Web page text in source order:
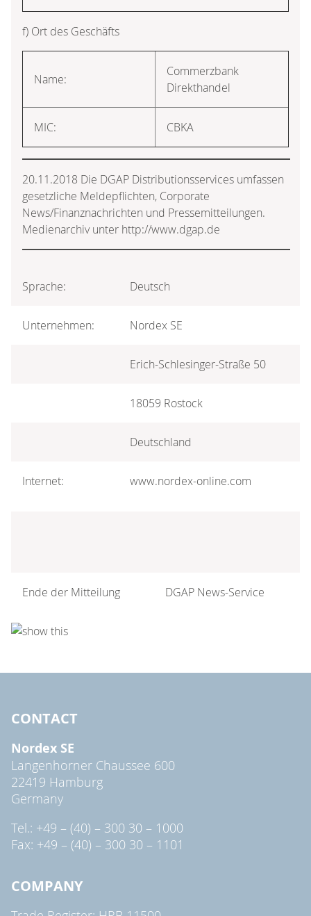
f) Ort des Geschäfts
Name:
Commerzbank
Direkthandel
MIC: CBKA
20.11.2018 Die DGAP Distributionsservices umfassen
gesetzliche Meldepflichten, Corporate
News/Finanznachrichten und Pressemitteilungen.
Medienarchiv unter http://www.dgap.de
Sprache: Deutsch
Unternehmen: Nordex SE
Erich-Schlesinger-Straße 50
18059 Rostock
Deutschland
Internet: www.nordex-online.com
Ende der Mitteilung DGAP News-Service
CONTACT
Nordex SE
Langenhorner Chaussee 600
22419 Hamburg
Germany
Tel.: +49 – (40) – 300 30 – 1000
Fax: +49 – (40) – 300 30 – 1101
COMPANY